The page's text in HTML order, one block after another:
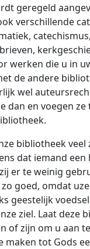
geregeld
verschillende
catechismus,
werken die u in
de andere
wel
dan en voegen
bibliotheek
dat iemand een
er te weinig
goed, omdat
geestelijk
ziel. Laat deze
of zijn om u aan
maken tot Gods